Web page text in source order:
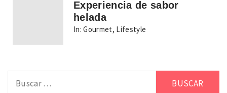
Experiencia de sabor
helada
In: Gourmet, Lifestyle